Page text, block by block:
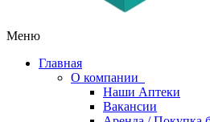
Меню
Главная
О компании
Наши Аптеки
Вакансии